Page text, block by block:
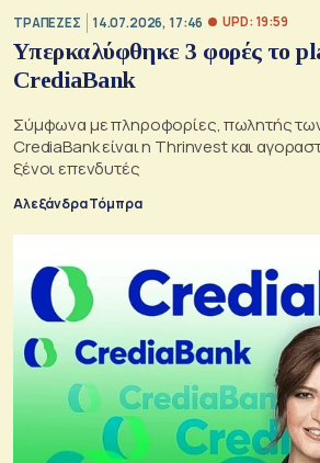
ΤΡΑΠΕΖΕΣ 14.07.2026, 17:46 UPD: 19:59
Υπερκαλύφθηκε 3 φορές το
CrediaBank
Σύμφωνα με πληροφορίες, πωλητής
CrediaBank είναι η Thrinvest και
ξένοι επενδυτές
Αλεξάνδρα Τόμπρα